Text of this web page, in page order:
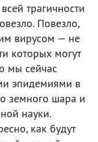
трагичности
Повезло,
вирусом — не
которых могут
мы сейчас
эпидемиями в
земного шара и
науки.
как будут